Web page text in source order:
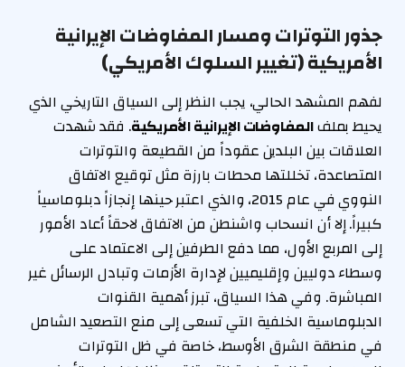
جذور التوترات ومسار المفاوضات الإيرانية
الأمريكية (تغيير السلوك الأمريكي)
لفهم المشهد الحالي، يجب النظر إلى السياق التاريخي الذي
يحيط بملفالمفاوضات الإيرانية الأمريكية. فقد شهدت
العلاقات بين البلدين عقوداً من القطيعة والتوترات
المتصاعدة، تخللتها محطات بارزة مثل توقيع الاتفاق
النووي في عام 2015، والذي اعتبر حينها إنجازاً دبلوماسياً
كبيراً. إلا أن انسحاب واشنطن من الاتفاق لاحقاً أعاد الأمور
إلى المربع الأول، مما دفع الطرفين إلى الاعتماد على
وسطاء دوليين وإقليميين لإدارة الأزمات وتبادل الرسائل غير
المباشرة. وفي هذا السياق، تبرز أهمية القنوات
الدبلوماسية الخلفية التي تسعى إلى منع التصعيد الشامل
في منطقة الشرق الأوسط، خاصة في ظل التوترات